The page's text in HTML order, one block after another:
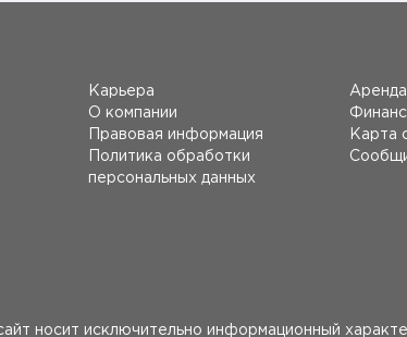
Карьера
О компании
Правовая информация
Политика обработки
персональных данных
Карта
носит исключительно информационный